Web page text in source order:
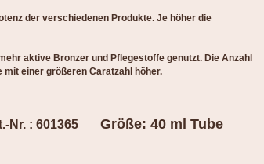
der verschiedenen Produkte. Je höher die
aktive Bronzer und Pflegestoffe genutzt. Die Anzahl
einer größeren Caratzahl höher.
Nr. : 601365 Größe: 40 ml Tube